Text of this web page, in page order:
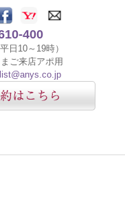
400
日10～19時）
ご来店アポ用